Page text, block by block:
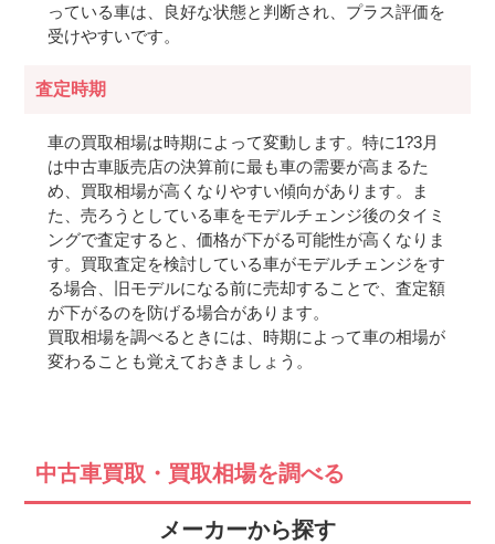
っている車は、良好な状態と判断され、プラス評価を
受けやすいです。
査定時期
車の買取相場は時期によって変動します。特に1?3月
は中古車販売店の決算前に最も車の需要が高まるた
め、買取相場が高くなりやすい傾向があります。ま
た、売ろうとしている車をモデルチェンジ後のタイミ
ングで査定すると、価格が下がる可能性が高くなりま
す。買取査定を検討している車がモデルチェンジをす
る場合、旧モデルになる前に売却することで、査定額
が下がるのを防げる場合があります。
買取相場を調べるときには、時期によって車の相場が
変わることも覚えておきましょう。
中古車買取・買取相場を調べる
メーカーから探す